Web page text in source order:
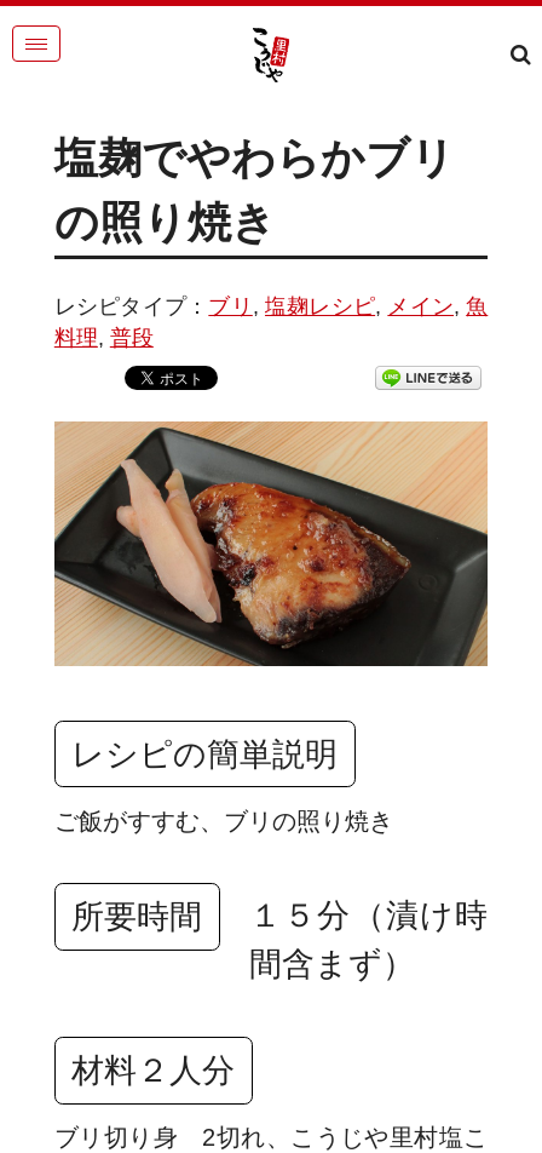
塩麹でやわらかブリ
の照り焼き
レシピタイプ： ブリ ,塩麹レシピ, メイン,魚
料理, 普段
レシピの簡単説明
ご飯がすすむ、ブリの照り焼き
所要時間
１５分（漬け時
間含まず）
材料２人分
ブリ切り身 2切れ、こうじや里村塩こ